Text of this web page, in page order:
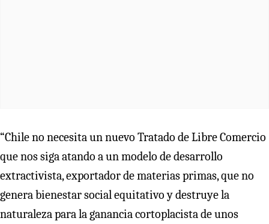
“Chile no necesita un nuevo Tratado de Libre Comercio
que nos siga atando a un modelo de desarrollo
extractivista, exportador de materias primas, que no
genera bienestar social equitativo y destruye la
naturaleza para la ganancia cortoplacista de unos